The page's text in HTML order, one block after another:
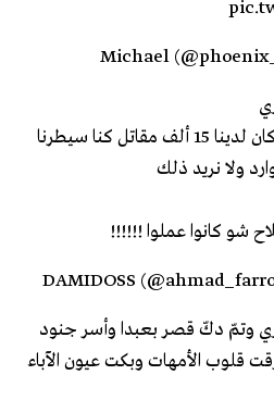
للنشرة: لو كان لدينا 15 ألف مقاتل كنا سيطرنا
ولا نريد ذلك
شو كانوا عملوا !!!!!!
وتمّ دكّ قصر بعبدا وأسر جنود
قلوب الأمهات وبكت عيون الآباء